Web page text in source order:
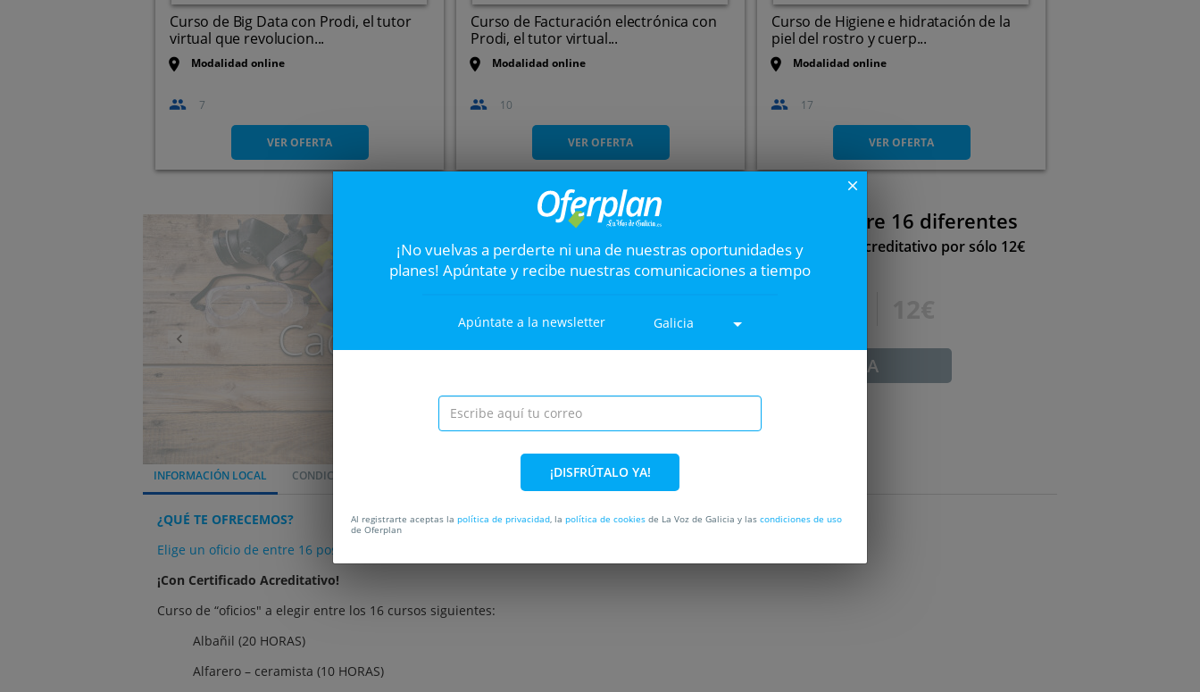
Curso de Big Data con Prodi, el tutor
virtual que revolucion...
Modalidad online
7
VER OFERTA
Curso de Facturación electrónica con
Prodi, el tutor virtual...
Modalidad online
10
VER OFERTA
Curso de Higiene e hidratación de la
piel del rostro y cuerp...
Modalidad online
17
VER OFERTA
Caducada
Anterior SiguienteCurso de Oficios a elegir entre 16 diferentes
Un curso de “Oficios", con certificado acreditativo por sólo 12€
CADUCADA
INFORMACIÓN LOCAL CONDICIONES
¿QUÉ TE OFRECEMOS?
Elige un oficio de entre 16 posibilidades
¡Con Certificado Acreditativo!
Curso de “oficios" a elegir entre los 16 cursos siguientes:
Albañil (20 HORAS)
Alfarero – ceramista (10 HORAS)
close
¡No vuelvas a perderte ni una de nuestras oportunidades y
planes! Apúntate y recibe nuestras comunicaciones a tiempo
Apúntate a la newsletter Galicia
¡DISFRÚTALO YA!
Al registrarte aceptas la política de privacidad , la política de cookies de La Voz de Galicia y las condiciones de uso
de Oferplan